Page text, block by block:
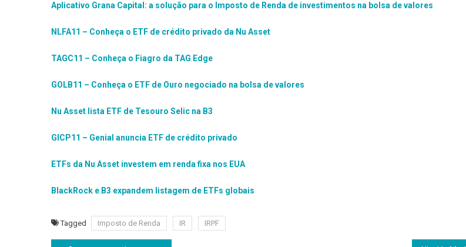
Aplicativo Grana Capital: a solução para o Imposto de Renda de investimentos na bolsa de valores
NLFA11 – Conheça o ETF de crédito privado da Nu Asset
TAGC11 – Conheça o Fiagro da TAG Edge
GOLB11 – Conheça o ETF de Ouro negociado na bolsa de valores
Nu Asset lista ETF de Tesouro Selic na B3
GICP11 – Genial anuncia ETF de crédito privado
ETFs da Nu Asset investem em renda fixa nos EUA
BlackRock e B3 expandem listagem de ETFs globais
Tagged Imposto de Renda IR IRPF